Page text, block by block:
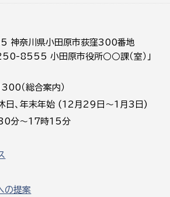
奈川県小田原市荻窪300番地
8555 小田原市役所○○課（室）」
（総合案内）
日、年末年始 (12月29日～1月3日)
分～17時15分
の提案